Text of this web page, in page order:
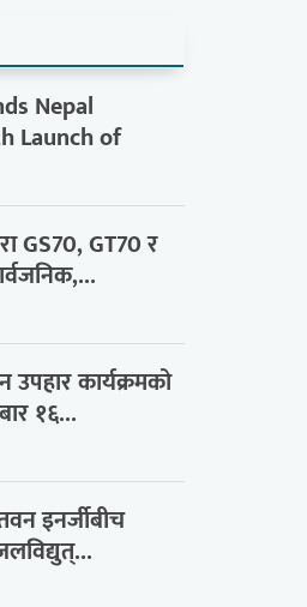
Nepal
Launch of
GS70, GT70 र
उपहार कार्यक्रमको
१६...
इनर्जीबीच